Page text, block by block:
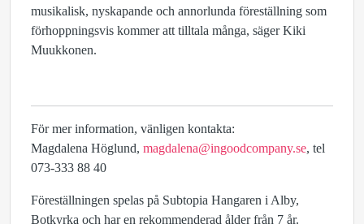
musikalisk, nyskapande och annorlunda föreställning som
förhoppningsvis kommer att tilltala många, säger Kiki
Muukkonen.
För mer information, vänligen kontakta:
Magdalena Höglund, magdalena@ingoodcompany.se, tel
073-333 88 40
Föreställningen spelas på Subtopia Hangaren i Alby,
Botkyrka och har en rekommenderad ålder från 7 år.